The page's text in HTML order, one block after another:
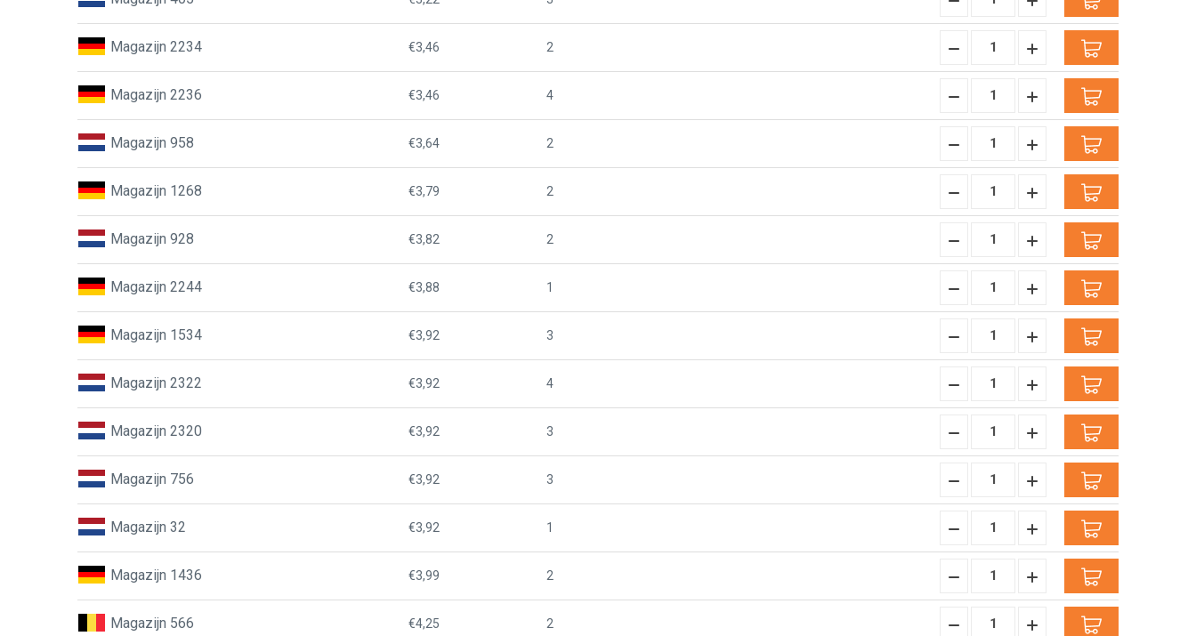
verhogen:
Magazijn 2234 €3,46 2 Hoeveelheid Hoeveelheid
verhogen:
Magazijn 2236 €3,46 4 Hoeveelheid Hoeveelheid
verhogen:
Magazijn 958 €3,64 2 Hoeveelheid Hoeveelheid
verhogen:
Magazijn 1268 €3,79 2 Hoeveelheid Hoeveelheid
verhogen:
Magazijn 928 €3,82 2 Hoeveelheid Hoeveelheid
verhogen:
Magazijn 2244 €3,88 1 Hoeveelheid Hoeveelheid
verhogen:
Magazijn 1534 €3,92 3 Hoeveelheid Hoeveelheid
verhogen:
Magazijn 2322 €3,92 4 Hoeveelheid Hoeveelheid
verhogen:
Magazijn 2320 €3,92 3 Hoeveelheid Hoeveelheid
verhogen:
Magazijn 756 €3,92 3 Hoeveelheid Hoeveelheid
verhogen:
Magazijn 32 €3,92 1 Hoeveelheid Hoeveelheid
verhogen:
Magazijn 1436 €3,99 2 Hoeveelheid Hoeveelheid
verhogen:
Magazijn 566 €4,25 2 Hoeveelheid Hoeveelheid